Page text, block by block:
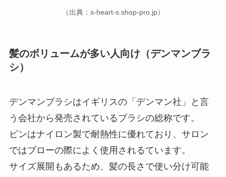
（出典：s-heart-s.shop-pro.jp）
髪のボリュームが多い人向け（デンマンブラ
シ）
デンマンブラシはイギリスの「デンマン社」と言
う会社から発売されているブラシの総称です。
ピンはナイロン製で耐熱性に優れており、サロン
ではブローの際によく使用されるています。
サイズ展開もあるため、髪の長さで使い分け可能